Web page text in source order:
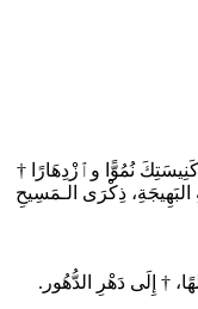
نُمُوًّا وٱزْدِهَارًا †
البَهِيجَةِ، ذِكْرَى الـمَسِيحِ
† إِلَى دَهْرِ الدُّهُور.